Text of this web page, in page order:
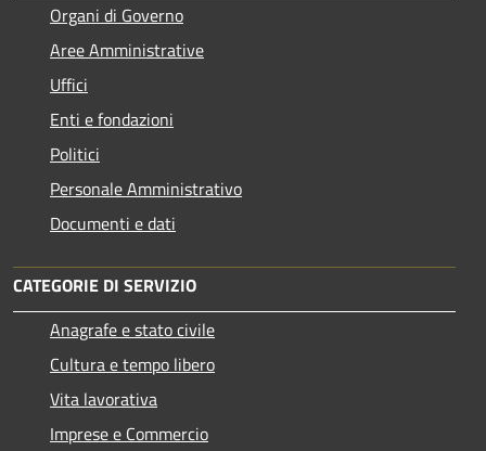
Organi di Governo
Aree Amministrative
Uffici
Enti e fondazioni
Politici
Personale Amministrativo
Documenti e dati
CATEGORIE DI SERVIZIO
Anagrafe e stato civile
Cultura e tempo libero
Vita lavorativa
Imprese e Commercio